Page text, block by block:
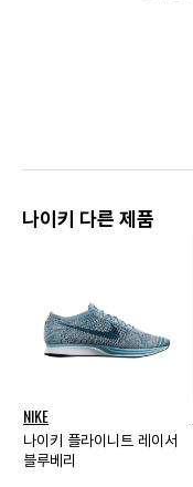
나이키 다른 제품
NIKE
나이키 플라이니트 레이서
블루베리